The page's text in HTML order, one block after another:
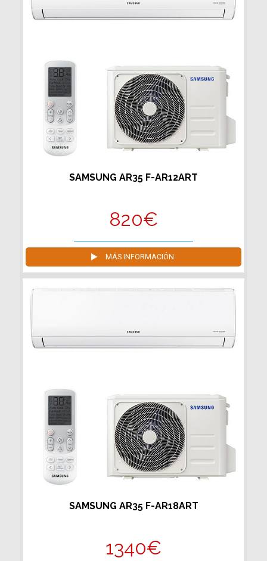
SAMSUNG AR35 F-AR12ART
820€
MÁS INFORMACIÓN
SAMSUNG AR35 F-AR18ART
1340€